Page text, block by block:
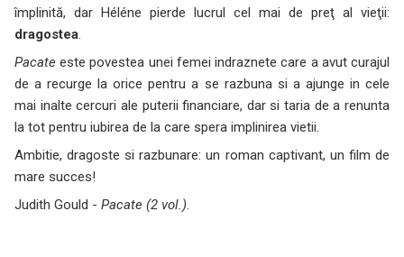
împlinită, dar Héléne pierde lucrul cel mai de preţ al vieţii:
dragostea.
Pacate este povestea unei femei indraznete care a avut curajul
de a recurge la orice pentru a se razbuna si a ajunge in cele
mai inalte cercuri ale puterii financiare, dar si taria de a renunta
la tot pentru iubirea de la care spera implinirea vietii.
Ambitie, dragoste si razbunare: un roman captivant, un film de
mare succes!
Judith Gould - Pacate (2 vol.).